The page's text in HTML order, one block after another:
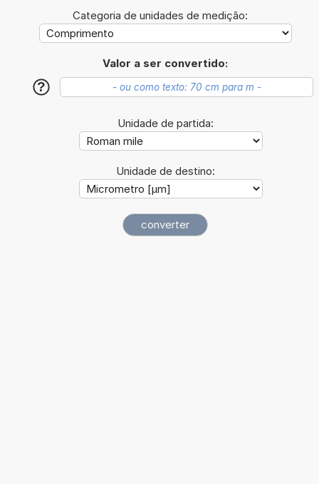
Categoria de unidades de medição:
Valor a ser convertido:
?
Unidade de partida:
Unidade de destino: